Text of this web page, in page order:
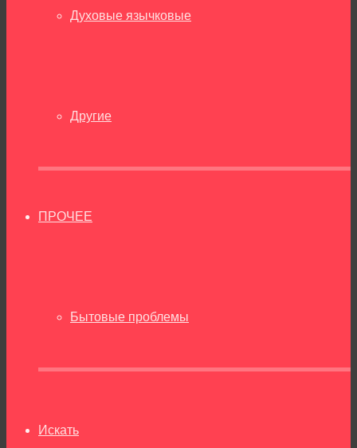
Духовые язычковые
Другие
ПРОЧЕЕ
Бытовые проблемы
Искать